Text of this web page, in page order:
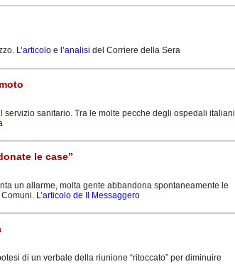
L’articolo e l’analisi del Corriere della Sera
sanitario. Tra le molte pecche degli ospedali italiani
le case”
un allarme, molta gente abbandona spontaneamente le
L’articolo de Il Messaggero
di un verbale della riunione “ritoccato” per diminuire